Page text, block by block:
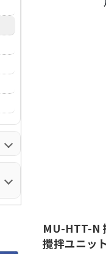
MU-HTT-N
攪拌ユニッ